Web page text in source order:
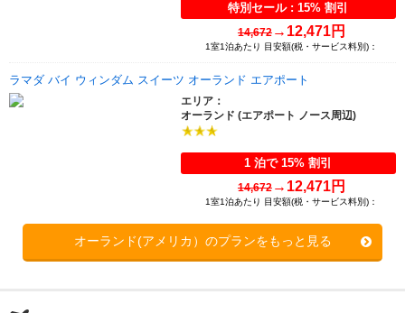
特別セール : 15% 割引
14,672→ 12,471円
1室1泊あたり 目安額(税・サービス料別)：
ラマダ バイ ウィンダム スイーツ オーランド エアポート
エリア：
オーランド (エアポート ノース周辺)
1 泊で 15% 割引
14,672→ 12,471円
1室1泊あたり 目安額(税・サービス料別)：
オーランド(アメリカ）のプランをもっと見る